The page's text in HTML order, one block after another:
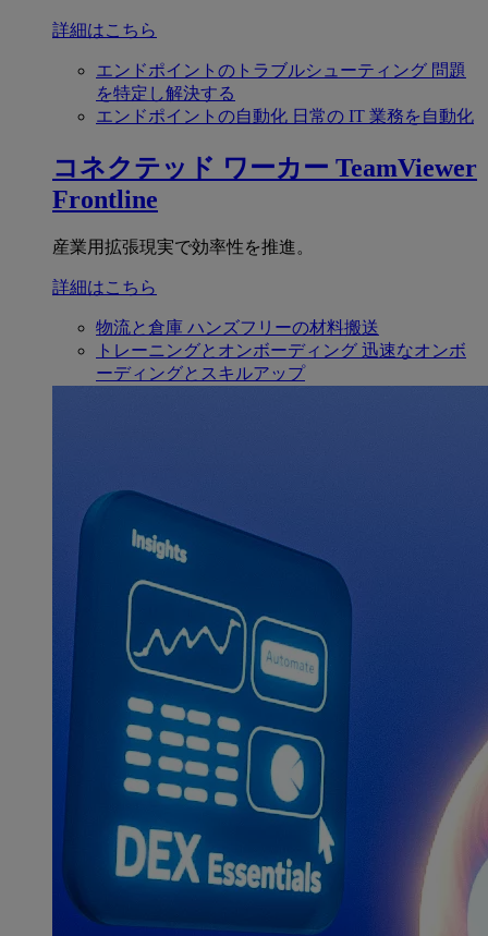
詳細はこちら
エンドポイントのトラブルシューティング 問題
を特定し解決する
エンドポイントの自動化 日常の IT 業務を自動化
コネクテッド ワーカー TeamViewer
Frontline
産業用拡張現実で効率性を推進。
詳細はこちら
物流と倉庫 ハンズフリーの材料搬送
トレーニングとオンボーディング 迅速なオンボ
ーディングとスキルアップ